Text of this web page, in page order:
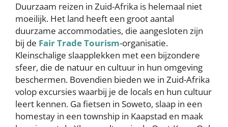
Duurzaam reizen in Zuid-Afrika is helemaal niet
moeilijk. Het land heeft een groot aantal
duurzame accommodaties, die aangesloten zijn
bij de Fair Trade Tourism-organisatie.
Kleinschalige slaapplekken met een bijzondere
sfeer, die de natuur en cultuur in hun omgeving
beschermen. Bovendien bieden we in Zuid-Afrika
volop excursies waarbij je de locals en hun cultuur
leert kennen. Ga fietsen in Soweto, slaap in een
homestay in een township in Kaapstad en maak